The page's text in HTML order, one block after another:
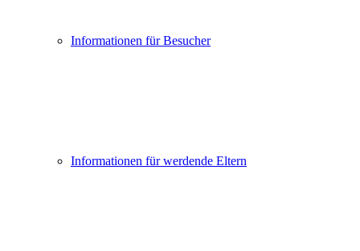
Informationen für Besucher
Informationen für werdende Eltern